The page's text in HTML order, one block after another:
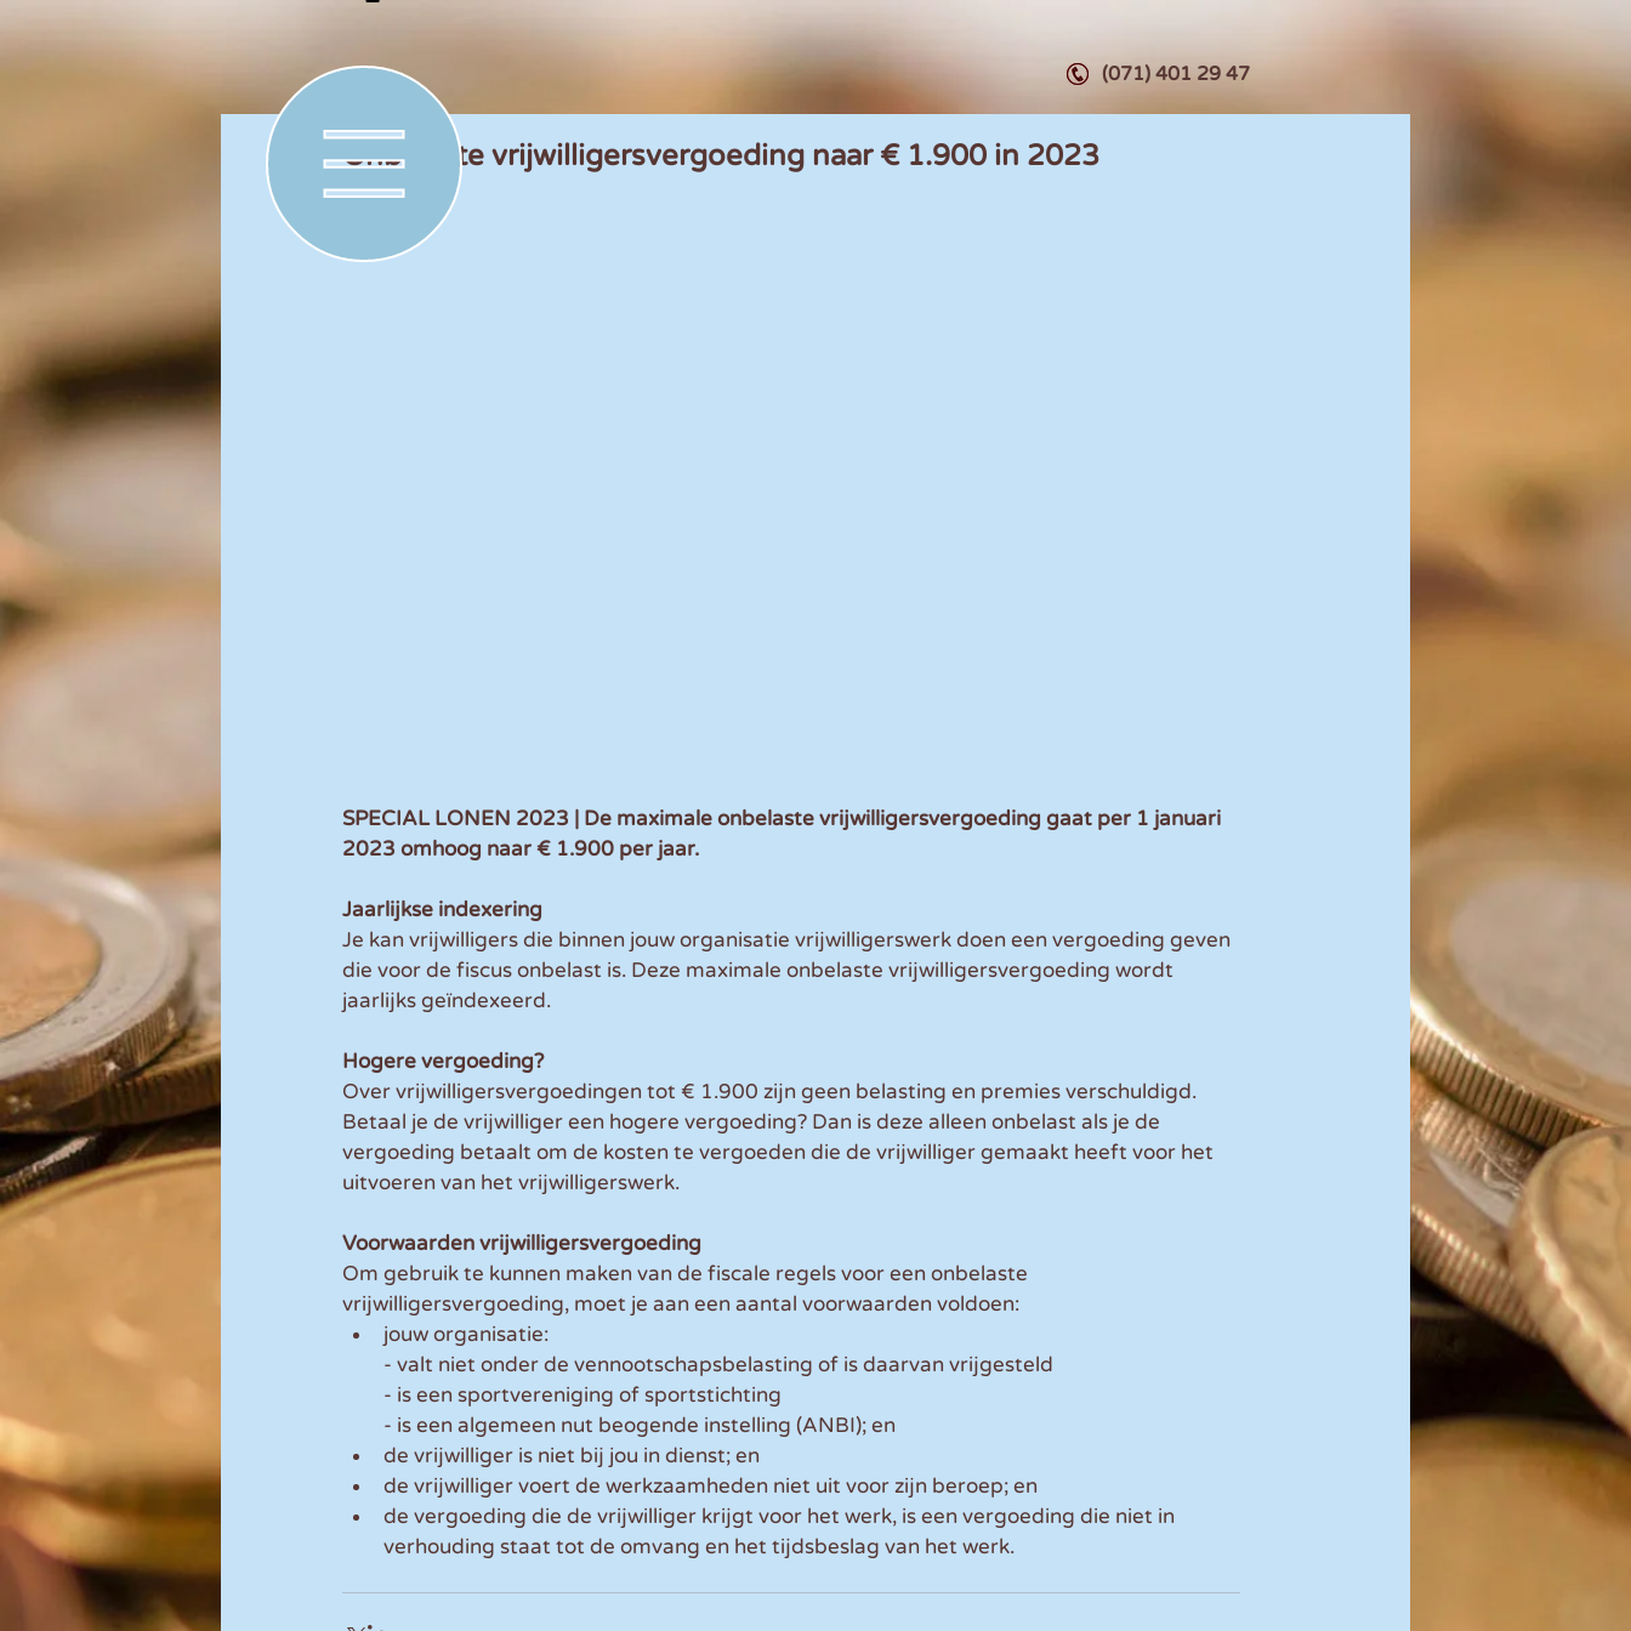
(071) 401 29 47
Onbelaste vrijwilligersvergoeding naar € 1.900 in 2023
SPECIAL LONEN 2023 | De maximale onbelaste vrijwilligersvergoeding gaat per 1 januari
2023 omhoog naar € 1.900 per jaar.
Jaarlijkse indexering
Je kan vrijwilligers die binnen jouw organisatie vrijwilligerswerk doen een vergoeding geven
die voor de fiscus onbelast is. Deze maximale onbelaste vrijwilligersvergoeding wordt
jaarlijks geïndexeerd.
Hogere vergoeding?
Over vrijwilligersvergoedingen tot € 1.900 zijn geen belasting en premies verschuldigd.
Betaal je de vrijwilliger een hogere vergoeding? Dan is deze alleen onbelast als je de
vergoeding betaalt om de kosten te vergoeden die de vrijwilliger gemaakt heeft voor het
uitvoeren van het vrijwilligerswerk.
Voorwaarden vrijwilligersvergoeding
Om gebruik te kunnen maken van de fiscale regels voor een onbelaste
vrijwilligersvergoeding, moet je aan een aantal voorwaarden voldoen:
jouw organisatie:
- valt niet onder de vennootschapsbelasting of is daarvan vrijgesteld
- is een sportvereniging of sportstichting
- is een algemeen nut beogende instelling (ANBI); en
de vrijwilliger is niet bij jou in dienst; en
de vrijwilliger voert de werkzaamheden niet uit voor zijn beroep; en
de vergoeding die de vrijwilliger krijgt voor het werk, is een vergoeding die niet in
verhouding staat tot de omvang en het tijdsbeslag van het werk.